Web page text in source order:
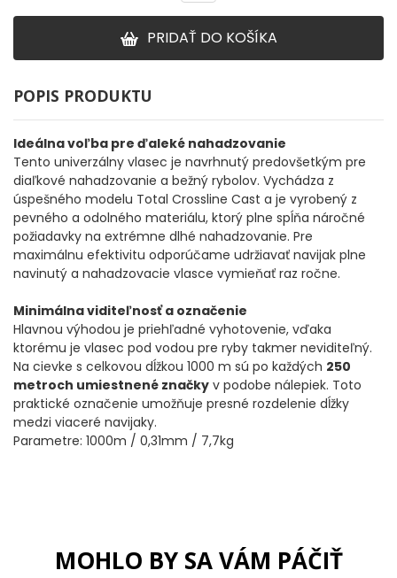
PRIDAŤ DO KOŠÍKA
POPIS PRODUKTU
Ideálna voľba pre ďaleké nahadzovanie
Tento univerzálny vlasec je navrhnutý predovšetkým pre
diaľkové nahadzovanie a bežný rybolov. Vychádza z
úspešného modelu Total Crossline Cast a je vyrobený z
pevného a odolného materiálu, ktorý plne spĺňa náročné
požiadavky na extrémne dlhé nahadzovanie. Pre
maximálnu efektivitu odporúčame udržiavať navijak plne
navinutý a nahadzovacie vlasce vymieňať raz ročne.
Minimálna viditeľnosť a označenie
Hlavnou výhodou je priehľadné vyhotovenie, vďaka
ktorému je vlasec pod vodou pre ryby takmer neviditeľný.
Na cievke s celkovou dĺžkou 1000 m sú po každých 250
metroch umiestnené značky v podobe nálepiek. Toto
praktické označenie umožňuje presné rozdelenie dĺžky
medzi viaceré navijaky.
Parametre: 1000m / 0,31mm / 7,7kg
MOHLO BY SA VÁM PÁČIŤ
PREDNÁ BRZDA
NÁHRADNÉ CIEVKY
DOPLNKY K NAVIJAKOM
SPODOVÉ NAVIJAKY
VLASCE, ŠNÚRY, PLETENKY
HÁČIKY
OBRATLÍKY A KARABÍNKY
HADIČKY, PREVLEKY, ROVNÁTKA